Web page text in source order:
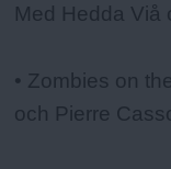
Med Hedda Viå
• Zombies on
och Pierre